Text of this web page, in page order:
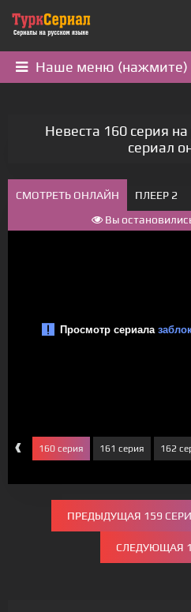
Наше меню (нажмите)
Невеста 160 серия
сериал
СМОТРЕТЬ ОНЛАЙН ПЛЕЕР 2
Вы
‹ 160 серия 161 серия 162
ПРЕДЫДУЩАЯ 159
СЛЕДУЮЩАЯ